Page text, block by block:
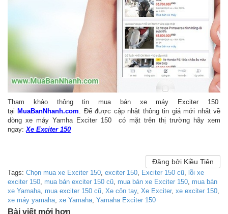
Tham khảo thông tin mua bán xe máy Exciter 150
tạiMuaBanNhanh.com . Để được cập nhật thông tin giá mới nhất về
dòng xe máy Yamha Exciter 150 có mặt trên thị trường hãy xem
ngay: Xe Exciter 150
Đăng bởi Kiều Tiên
Tags: Chọn mua xe Exciter 150 exciter 150 Exciter 150 cũ lỗi xe
exciter 150 mua bán exciter 150 cũ mua bán xe Exciter 150 mua bán
xe Yamaha mua exciter 150 cũ Xe côn tay, Xe Exciter, xe exciter 150
xe máy yamaha xe Yamaha Yamaha Exciter 150
Bài viết mới hơn